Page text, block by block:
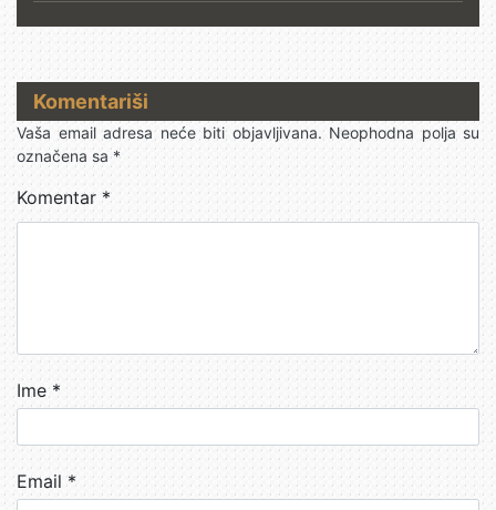
Komentariši
Vaša email adresa neće biti objavljivana. Neophodna polja su
označena sa*
Komentar *
Ime*
Email*